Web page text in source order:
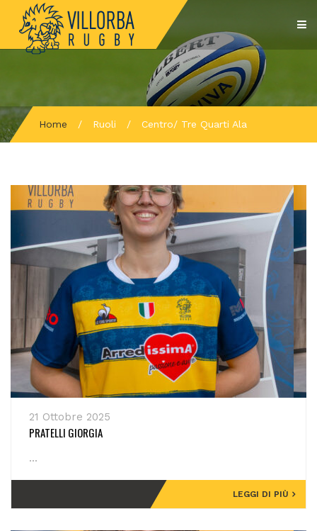
Home / Ruoli / Centro/ Tre Quarti Ala
21 Ottobre 2025
PRATELLI GIORGIA
...
LEGGI DI PIÙ